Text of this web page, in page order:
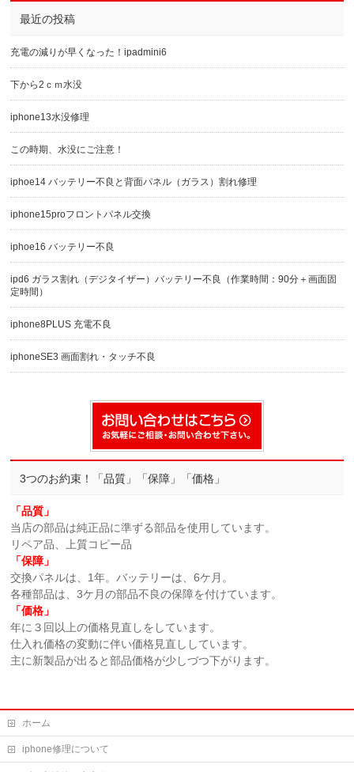
最近の投稿
充電の減りが早くなった！ipadmini6
下から2ｃｍ水没
iphone13水没修理
この時期、水没にご注意！
iphoe14 バッテリー不良と背面パネル（ガラス）割れ修理
iphone15proフロントパネル交換
iphoe16 バッテリー不良
ipd6 ガラス割れ（デジタイザー）バッテリー不良（作業時間：90分＋画面固
定時間）
iphone8PLUS 充電不良
iphoneSE3 画面割れ・タッチ不良
3つのお約束！「品質」「保障」「価格」
「品質」
当店の部品は純正品に準ずる部品を使用しています。
リペア品、上質コピー品
「保障」
交換パネルは、1年。バッテリーは、6ケ月。
各種部品は、3ケ月の部品不良の保障を付けています。
「価格」
年に３回以上の価格見直しをしています。
仕入れ価格の変動に伴い価格見直ししています。
主に新製品が出ると部品価格が少しづつ下がります。
ホーム
iphone修理について